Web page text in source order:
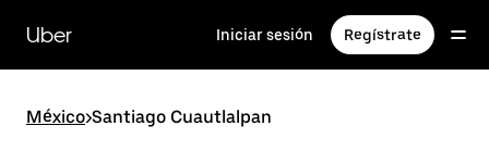
contenido
principal
Uber Iniciar sesión Regístrate
México>Santiago Cuautlalpan